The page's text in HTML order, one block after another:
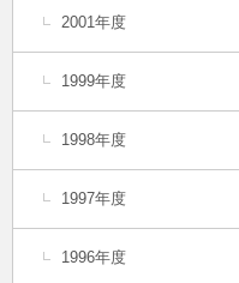
2001年度
1999年度
1998年度
1997年度
1996年度